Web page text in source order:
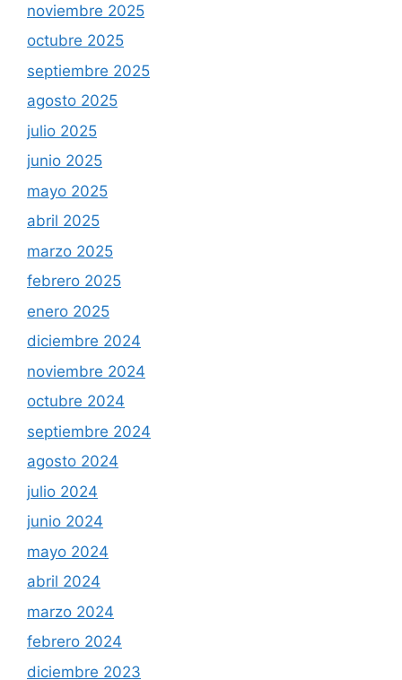
noviembre 2025
octubre 2025
septiembre 2025
agosto 2025
julio 2025
junio 2025
mayo 2025
abril 2025
marzo 2025
febrero 2025
enero 2025
diciembre 2024
noviembre 2024
octubre 2024
septiembre 2024
agosto 2024
julio 2024
junio 2024
mayo 2024
abril 2024
marzo 2024
febrero 2024
diciembre 2023